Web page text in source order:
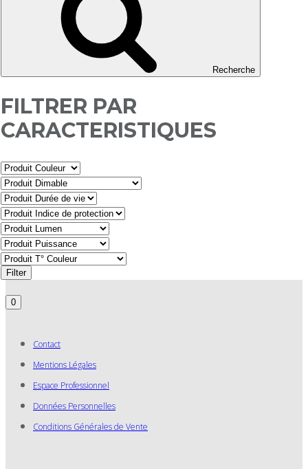
Recherche
FILTRER PAR
CARACTERISTIQUES
Filter
0
Contact
Mentions Légales
Espace Professionnel
Données Personnelles
Conditions Générales de Vente